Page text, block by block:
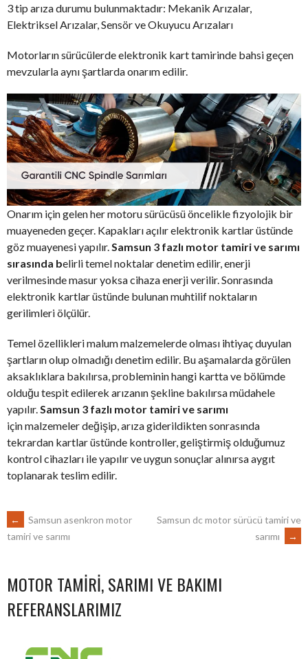
3 tip arıza durumu bulunmaktadır: Mekanik Arızalar,
Elektriksel Arızalar, Sensör ve Okuyucu Arızaları
Motorların sürücülerde elektronik kart tamirinde bahsi geçen
mevzularla aynı şartlarda onarım edilir.
Onarım için gelen her motoru sürücüsü öncelikle fizyolojik bir
muayeneden geçer. Kapakları açılır elektronik kartlar üstünde
göz muayenesi yapılır. Samsun 3 fazlı motor tamiri ve sarımı
sırasında belirli temel noktalar denetim edilir, enerji
verilmesinde masur yoksa cihaza enerji verilir. Sonrasında
elektronik kartlar üstünde bulunan muhtilif noktaların
gerilimleri ölçülür.
Temel özellikleri malum malzemelerde olması ihtiyaç duyulan
şartların olup olmadığı denetim edilir. Bu aşamalarda görülen
aksaklıklara bakılırsa, probleminin hangi kartta ve bölümde
olduğu tespit edilerek arızanın şekline bakılırsa müdahele
yapılır. Samsun 3 fazlı motor tamiri ve sarımı
için malzemeler değişip, arıza giderildikten sonrasında
tekrardan kartlar üstünde kontroller, geliştirmiş olduğumuz
kontrol cihazları ile yapılır ve uygun sonuçlar alınırsa aygıt
toplanarak teslim edilir.
POST
NAVIGATION
←
Samsun asenkron motor
tamiri ve sarımı
Samsun dc motor sürücü tamiri ve
sarımı
→
MOTOR TAMIRI, SARIMI VE BAKIMI
REFERANSLARIMIZ